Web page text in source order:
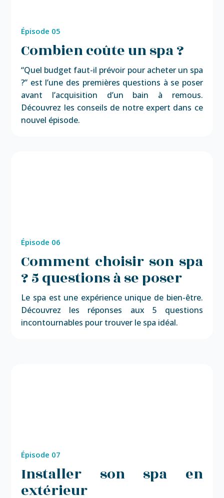
Épisode 05
Combien coûte un spa ?
“Quel budget faut-il prévoir pour acheter un spa
?” est l’une des premières questions à se poser
avant l’acquisition d’un bain à remous.
Découvrez les conseils de notre expert dans ce
nouvel épisode.
Épisode 06
Comment choisir son spa
? 5 questions à se poser
Le spa est une expérience unique de bien-être.
Découvrez les réponses aux 5 questions
incontournables pour trouver le spa idéal.
Épisode 07
Installer son spa en
extérieur